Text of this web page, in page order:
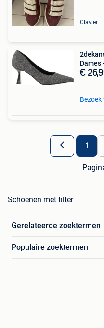
Clavier
Dames
€
Bezoek
1
Schoenen met filter
Gerelateerde zoektermen
Populaire zoektermen